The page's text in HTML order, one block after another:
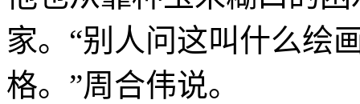
家。“别人问这叫什么绘
格。”周合伟说。